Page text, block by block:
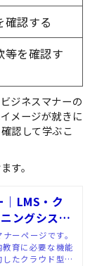
確認する
等を確認す
ジネスマナーの
メージが就きに
認して学ぶこ
す。
｜LMS・ク
ングシステ
チュー
ーページです。
育に必要な機能
たクラウド型e